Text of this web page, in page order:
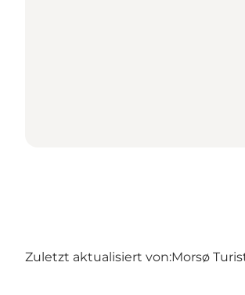
Zuletzt aktualisiert von:Morsø